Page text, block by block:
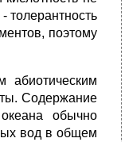
толерантность
поэтому
абиотическим
Содержание
обычно
вод в общем